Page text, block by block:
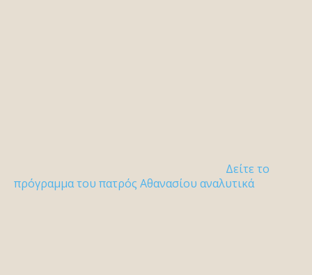
Δείτε το
πρόγραμμα του πατρός Αθανασίου αναλυτικά